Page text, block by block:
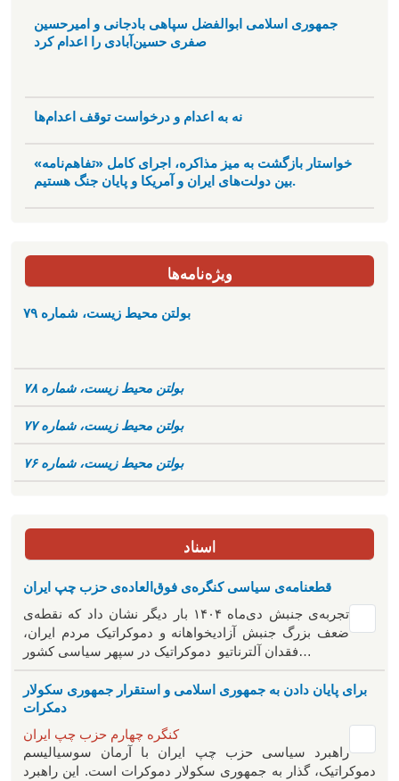
جمهوری اسلامی ابوالفضل سپاهی بادجانی و امیرحسین
صفری حسین‌آبادی را اعدام کرد
نه به اعدام و درخواست توقف اعدام‌ها
خواستار بازگشت به میز مذاکره، اجرای کامل «تفاهم‌نامه»
بین دولت‌های ایران و آمریکا و پایان جنگ هستیم.
ویژه‌نامه‌ها
بولتن محیط زیست، شماره ۷۹
بولتن محیط زیست، شماره ۷۸
بولتن محیط زیست، شماره ۷۷
بولتن محیط زیست، شماره ۷۶
اسناد
قطعنامه‌ی سیاسی کنگره‌ی فوق‌العاده‌ی حزب چپ ایران
تجربه‌ی جنبش دی‌ماه ۱۴۰۴ بار دیگر نشان داد که نقطه‌ی
ضعف بزرگ جنبش آزادیخواهانه و دموکراتیک مردم ایران،
فقدان آلترناتیو دموکراتیک در سپهر سیاسی کشور…
برای پایان دادن به جمهوری اسلامی و استقرار جمهوری سکولار
دمکرات
کنگره چهارم حزب چپ ایران
راهبرد سياسی حزب چپ ایران با آرمان سوسیالیسم
دموکراتیک، گذار به جمهوری سکولار دموکرات است. این راهبرد